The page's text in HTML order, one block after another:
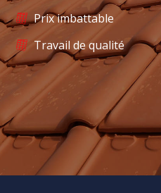
Prix imbattable
Travail de qualité